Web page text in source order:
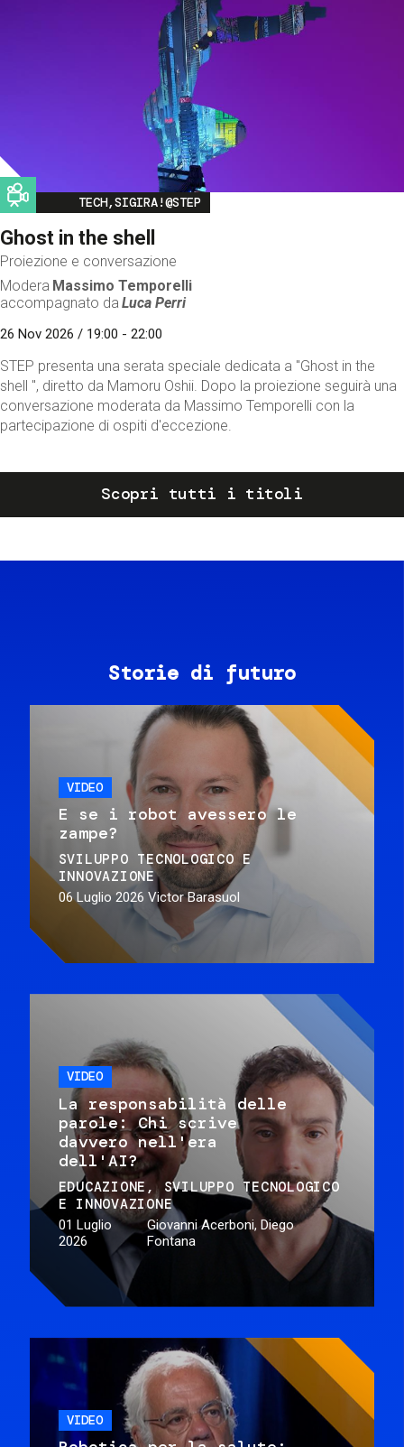
Image
TECH,SIGIRA!@STEP
Ghost in the shell
Proiezione e conversazione
Modera Massimo Temporelli
accompagnato da Luca Perri
26 Nov 2026 / 19:00 - 22:00
STEP presenta una serata speciale dedicata a "Ghost in the
shell ", diretto da Mamoru Oshii. Dopo la proiezione seguirà una
conversazione moderata da Massimo Temporelli con la
partecipazione di ospiti d'eccezione.
Scopri tutti i titoli
Storie di futuro
VIDEO
E se i robot avessero le
zampe?
SVILUPPO TECNOLOGICO E
INNOVAZIONE
06 Luglio 2026 Victor Barasuol
VIDEO
La responsabilità delle
parole: Chi scrive
davvero nell'era
dell'AI?
EDUCAZIONE
SVILUPPO TECNOLOGICO
E INNOVAZIONE
01 Luglio
2026
Giovanni Acerboni, Diego
Fontana
VIDEO